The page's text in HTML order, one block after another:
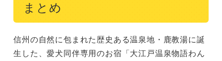
まとめ
信州の自然に包まれた歴史ある温泉地・鹿教湯に誕
生した、愛犬同伴専用のお宿「大江戸温泉物語わん